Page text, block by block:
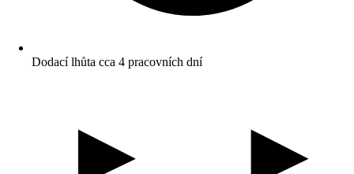
Dodací lhůta cca 4 pracovních dní